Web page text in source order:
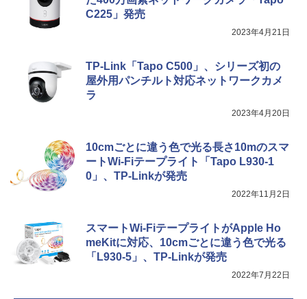
C225」発売
2023年4月21日
TP-Link「Tapo C500」、シリーズ初の
屋外用パンチルト対応ネットワークカメ
ラ
2023年4月20日
10cmごとに違う色で光る長さ10mのスマ
ートWi-Fiテープライト「Tapo L930-1
0」、TP-Linkが発売
2022年11月2日
スマートWi-FiテープライトがApple Ho
meKitに対応、10cmごとに違う色で光る
「L930-5」、TP-Linkが発売
2022年7月22日